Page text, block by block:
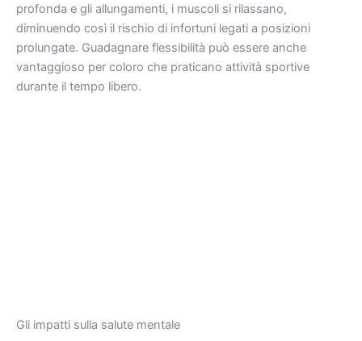
profonda e gli allungamenti, i muscoli si rilassano,
diminuendo così il rischio di infortuni legati a posizioni
prolungate. Guadagnare flessibilità può essere anche
vantaggioso per coloro che praticano attività sportive
durante il tempo libero.
Gli impatti sulla salute mentale